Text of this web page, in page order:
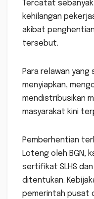
Tercatat sebanyak
kehilangan
akibat
tersebut.
Para relawan
menyiapkan,
mendistribusikan
masyarakat kini
Pemberhentian
Loteng oleh BGN,
sertifikat SLHS
ditentukan.
pemerintah pusat